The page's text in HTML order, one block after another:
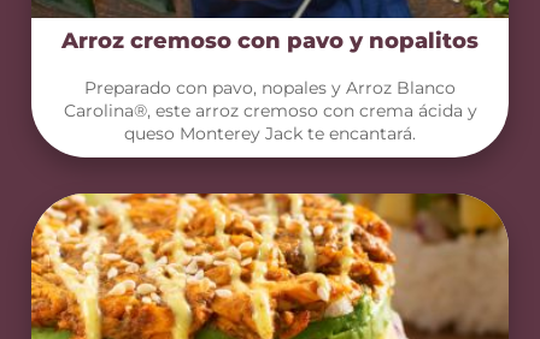
Arroz cremoso con pavo y nopalitos
Preparado con pavo, nopales y Arroz Blanco
Carolina®, este arroz cremoso con crema ácida y
queso Monterey Jack te encantará.